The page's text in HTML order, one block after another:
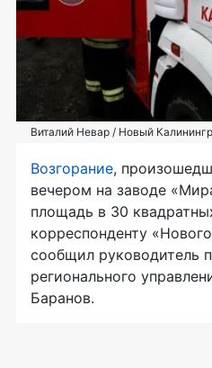
Виталий Невар / Новый
Возгорание,
вечером на заводе
площадь в 30
корреспонденту
сообщил руководитель
регионального
Баранов.